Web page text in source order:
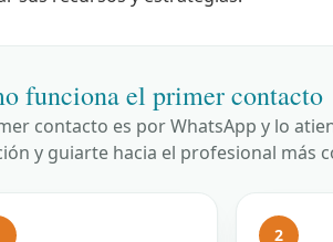
funciona el primer contacto
contacto es por WhatsApp y lo
y guiarte hacia el profesional más
2